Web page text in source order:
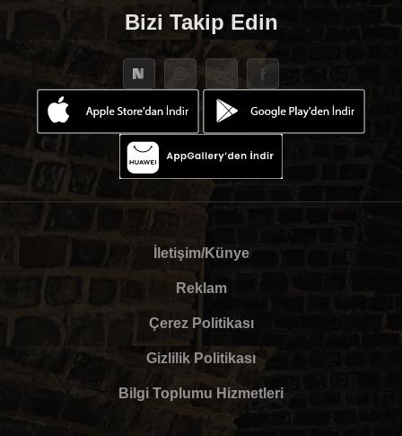
Bizi Takip Edin
İletişim/Künye
Reklam
Çerez Politikası
Gizlilik Politikası
Bilgi Toplumu Hizmetleri